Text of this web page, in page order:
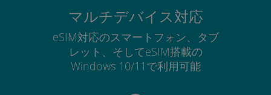
マルチデバイス対応
eSIM対応のスマートフォン、タブ
レット、そしてeSIM搭載の
Windows 10/11で利用可能